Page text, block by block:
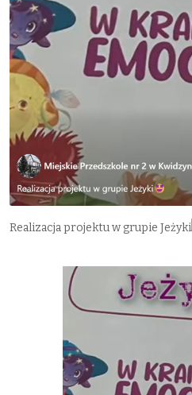
Realizacja projektu w grupie Jeżyki